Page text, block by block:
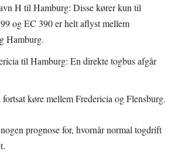
H til Hamburg: Disse kører kun til
og EC 390 er helt aflyst mellem
Hamburg.
til Hamburg: En direkte togbus afgår
køre mellem Fredericia og Flensburg.
prognose for, hvornår normal togdrift